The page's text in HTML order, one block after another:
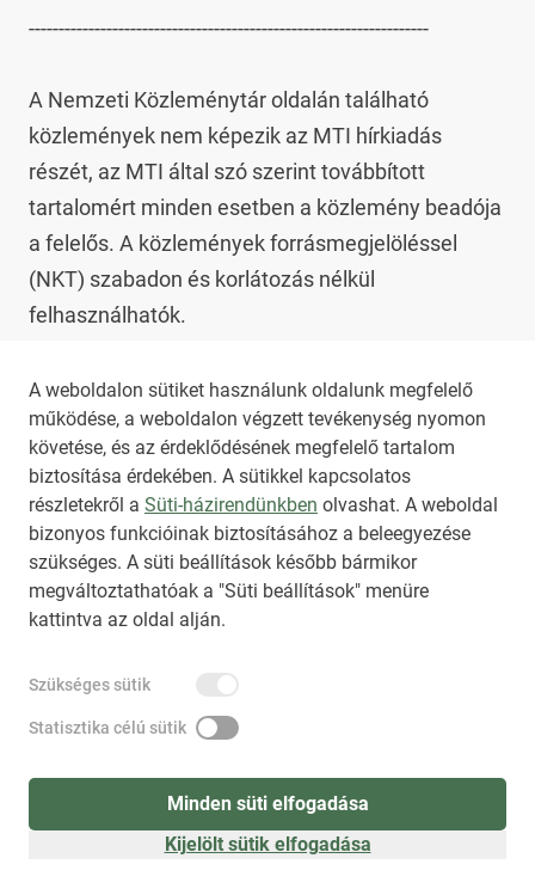
A weboldalon sütiket használunk oldalunk megfelelő
működése, a weboldalon végzett tevékenység nyomon
követése, és az érdeklődésének megfelelő tartalom
biztosítása érdekében. A sütikkel kapcsolatos
részletekről a Süti-házirendünkben olvashat. A weboldal
bizonyos funkcióinak biztosításához a beleegyezése
szükséges. A süti beállítások később bármikor
megváltoztathatóak a "Süti beállítások" menüre
kattintva az oldal alján.
Szükséges sütik
Statisztika célú sütik
Minden süti elfogadása
Kijelölt sütik elfogadása
-------------------------------------------------------------------
A Nemzeti Közleménytár oldalán található
közlemények nem képezik az MTI hírkiadás
részét, az MTI által szó szerint továbbított
tartalomért minden esetben a közlemény beadója
a felelős. A közlemények forrásmegjelöléssel
(NKT) szabadon és korlátozás nélkül
felhasználhatók.
Az NKT szolgáltatással kapcsolatban további
információt az nkt@dunamsz.hu elektronikus
levelező címen kaphat.
HIRADO.HU MEDIAKLIKK.HU
M4SPORT.HU NEMZETISPORT.HU
NEMZETI KÖZLEMÉNYTÁR MEGRENDELÉS
AKADÁLYMENTESÍTÉSI NYILATKOZAT
SÚGÓ
Süti beállítások